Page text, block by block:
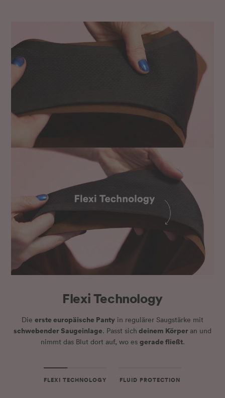
Flexi Technology
Die erste europäische Panty in regulärer Saugstärke mit
schwebender Saugeinlage. Passt sich deinem Körper an und
nimmt das Blut dort auf, wo es gerade fließt.
FLEXI TECHNOLOGY FLUID PROTECTION